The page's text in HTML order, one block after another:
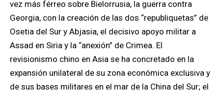
vez más férreo sobre Bielorrusia, la guerra contra
Georgia, con la creación de las dos “republiquetas” de
Osetia del Sur y Abjasia, el decisivo apoyo militar a
Assad en Siria y la “anexión” de Crimea. El
revisionismo chino en Asia se ha concretado en la
expansión unilateral de su zona económica exclusiva y
de sus bases militares en el mar de la China del Sur; el